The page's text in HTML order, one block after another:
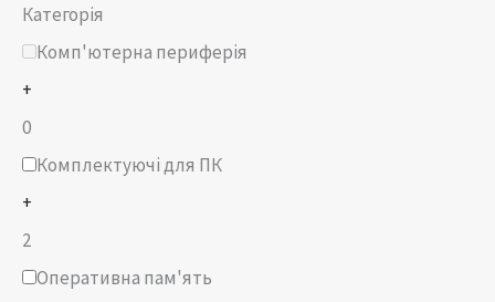
Категорія
Комп'ютерна периферія
+
0
Комплектуючі для ПК
+
2
Оперативна пам'ять